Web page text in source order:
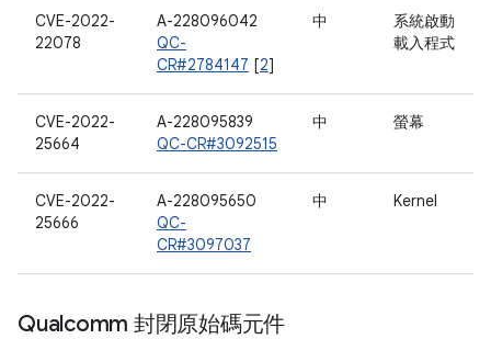
CVE-2022-
22078
A-228096042
QC-
CR#2784147 [2]
中
系統啟動
載入程式
CVE-2022-
25664
A-228095839
QC-CR#3092515
中 螢幕
CVE-2022-
25666
A-228095650
QC-
CR#3097037
中 Kernel
Qualcomm 封閉原始碼元件